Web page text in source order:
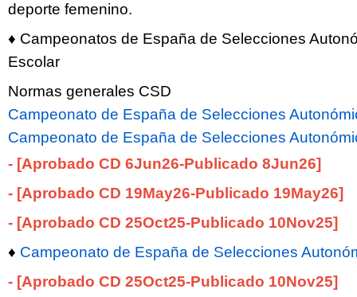
deporte femenino.
♦ Campeonatos de España de Selecciones
Escolar
Normas generales CSD
Campeonato de España de Selecciones
Campeonato de España de Selecciones
- [Aprobado CD 6Jun26-Publicado 8Jun26]
- [Aprobado CD 19May26-Publicado 19May26]
- [Aprobado CD 25Oct25-Publicado 10Nov25]
♦ Campeonato de España de Selecciones
- [Aprobado CD 25Oct25-Publicado 10Nov25]